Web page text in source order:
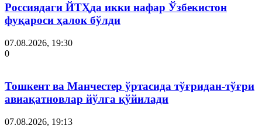
Россиядаги ЙТҲда икки нафар Ўзбекистон
фуқароси ҳалок бўлди
07.08.2026, 19:30
0
Тошкент ва Манчестер ўртасида тўғридан-тўғри
авиақатновлар йўлга қўйилади
07.08.2026, 19:13